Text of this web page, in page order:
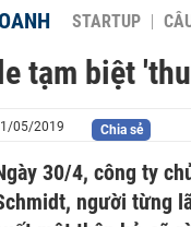
STARTUP
tạm biệt
05/2019 Chia sẻ
30/4, công ty
người từng